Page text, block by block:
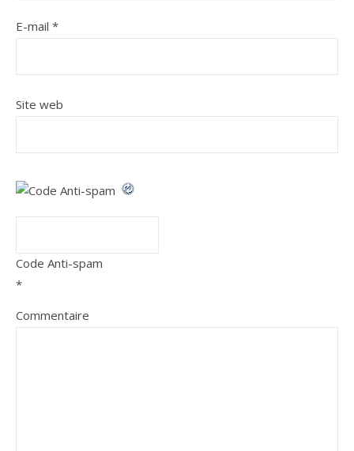
E-mail *
Site web
Code Anti-spam
*
Commentaire